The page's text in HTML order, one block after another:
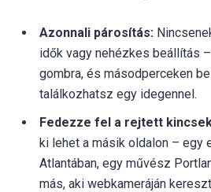
Azonnali párosítás:
idők vagy nehézkes beállítás –
gombra, és másodperceken
találkozhatsz egy idegennel.
Fedezze fel a rejtett
ki lehet a másik oldalon – egy
Atlantában, egy művész
más, aki webkameráján